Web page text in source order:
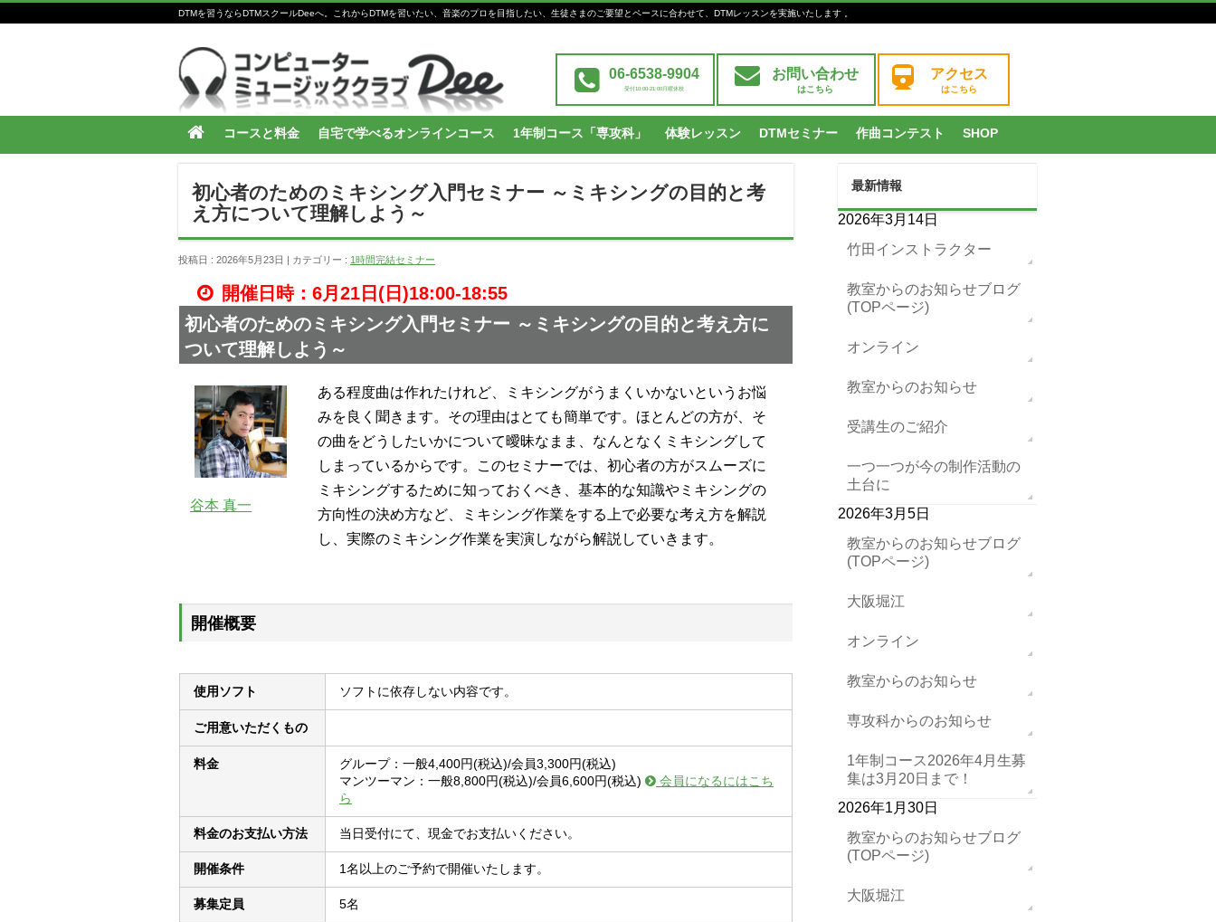
DTMを習うならDTMスクールDeeへ。これからDTMを習いたい、音楽のプロを目指したい、生徒さまのご要望とペースに合わせて、DTMレッスンを実施いたします 。
06-6538-9904
受付10:00-21:00月曜休校
お問い合わせ
はこちら
アクセス
はこちら
コースと料金 自宅で学べるオンラインコース 1年制コース「専攻科」 体験レッスン DTMセミナー 作曲コンテスト SHOP
初心者のためのミキシング入門セミナー ～ミキシングの目的と考
え方について理解しよう～
投稿日 : 2026年5月23日 カテゴリー : 1時間完結セミナー
開催日時：6月21日(日)18:00-18:55
初心者のためのミキシング入門セミナー ～ミキシングの目的と考え方に
ついて理解しよう～
谷本 真一
ある程度曲は作れたけれど、ミキシングがうまくいかないというお悩
みを良く聞きます。その理由はとても簡単です。ほとんどの方が、そ
の曲をどうしたいかについて曖昧なまま、なんとなくミキシングして
しまっているからです。このセミナーでは、初心者の方がスムーズに
ミキシングするために知っておくべき、基本的な知識やミキシングの
方向性の決め方など、ミキシング作業をする上で必要な考え方を解説
し、実際のミキシング作業を実演しながら解説していきます。
開催概要
使用ソフト ソフトに依存しない内容です。
ご用意いただくもの
料金
グループ：一般4,400円(税込)/会員3,300円(税込)
マンツーマン：一般8,800円(税込)/会員6,600円(税込)
会員になるにはこち
ら
料金のお支払い方法 当日受付にて、現金でお支払いください。
開催条件 1名以上のご予約で開催いたします。
募集定員 5名
最新情報
2026年3月14日
竹田インストラクター
教室からのお知らせブログ
(TOPページ)
オンライン
教室からのお知らせ
受講生のご紹介
一つ一つが今の制作活動の
土台に
2026年3月5日
教室からのお知らせブログ
(TOPページ)
大阪堀江
オンライン
教室からのお知らせ
専攻科からのお知らせ
1年制コース2026年4月生募
集は3月20日まで！
2026年1月30日
教室からのお知らせブログ
(TOPページ)
大阪堀江